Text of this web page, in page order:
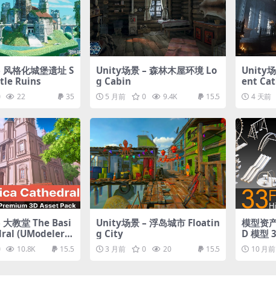
格化城堡遗址 S
Ruins
22 35
Unity场景 – 森林木屋环境 Lo
g Cabin
5 月前 0 9.4K 15.5
Unity场
ent
t 4 天前
教堂 The Basi
(UModeler
10.8K 15.5
Unity场景 – 浮岛城市 Floatin
g City
3 月前 0 20 15.5
模型资
D 模型
Vol
els
10 月前